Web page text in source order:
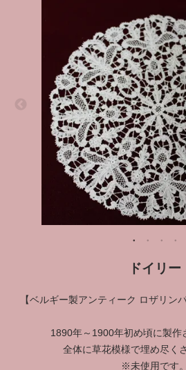
ドイリー
【ベルギー製アンティーク ロザリン
1890年～1900年初め頃に製作
全体に草花模様で埋め尽く
※未使用です。